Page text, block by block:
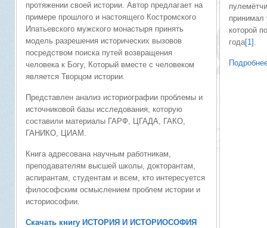
протяжении своей истории. Автор предлагает на
примере прошлого и настоящего Костромского
Ипатьевского мужского монастыря принять
модель разрешения исторических вызовов
посредством поиска путей возвращения
человека к Богу, Который вместе с человеком
является Творцом истории.
Представлен анализ историографии проблемы и
источниковой базы исследования, которую
составили материалы ГАРФ, ЦГАДА, ГАКО,
ГАНИКО, ЦИАМ.
Книга адресована научным работникам,
преподавателям высшей школы, докторантам,
аспирантам, студентам и всем, кто интересуется
философским осмыслением проблем истории и
историософии.
Скачать книгу ИСТОРИЯ И ИСТОРИОСОФИЯ
принимал
которой
года[1] .